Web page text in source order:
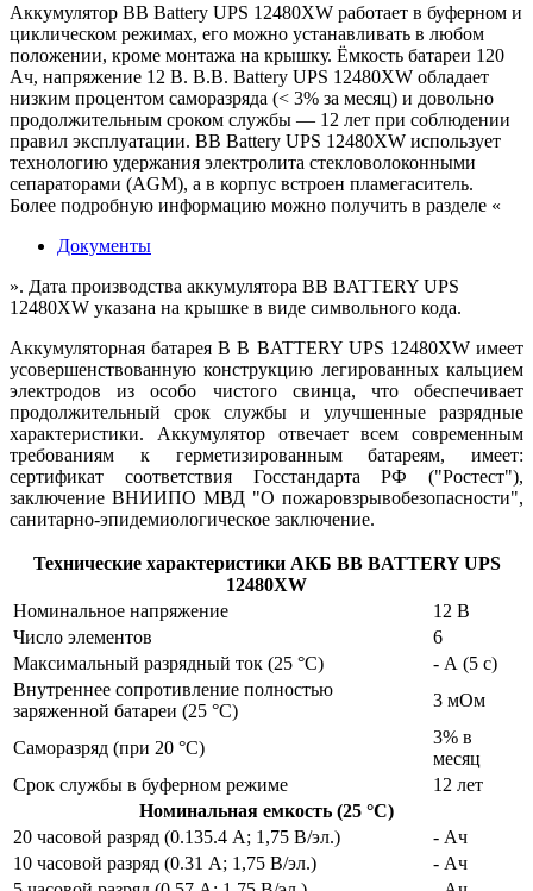
Аккумулятор BB Battery UPS 12480XW работает в буферном и
циклическом режимах, его можно устанавливать в любом
положении, кроме монтажа на крышку. Ёмкость батареи 120
Ач, напряжение 12 В. B.B. Battery UPS 12480XW обладает
низким процентом саморазряда (< 3% за месяц) и довольно
продолжительным сроком службы — 12 лет при соблюдении
правил эксплуатации. BB Battery UPS 12480XW использует
технологию удержания электролита стекловолоконными
сепараторами (AGM), а в корпус встроен пламегаситель.
Более подробную информацию можно получить в разделе «
Документы
». Дата производства аккумулятора BB BATTERY UPS
12480XW указана на крышке в виде символьного кода.
Аккумуляторная батарея B B BATTERY UPS 12480XW имеет
усовершенствованную конструкцию легированных кальцием
электродов из особо чистого свинца, что обеспечивает
продолжительный срок службы и улучшенные разрядные
характеристики. Аккумулятор отвечает всем современным
требованиям к герметизированным батареям, имеет:
сертификат соответствия Госстандарта РФ ("Ростест"),
заключение ВНИИПО МВД "О пожаровзрывобезопасности",
санитарно-эпидемиологическое заключение.
Технические характеристики АКБ BB BATTERY UPS
12480XW
Номинальное напряжение
12 В
Число элементов
6
Максимальный разрядный ток (25 °С)
- А (5 с)
Внутреннее сопротивление полностью
заряженной батареи (25 °С)
3 мОм
Саморазряд (при 20 °С)
3% в
месяц
Срок службы в буферном режиме
12 лет
Номинальная емкость (25 °С)
20 часовой разряд (0.135.4 А; 1,75 В/эл.)
- Ач
10 часовой разряд (0.31 А; 1,75 В/эл.)
- Ач